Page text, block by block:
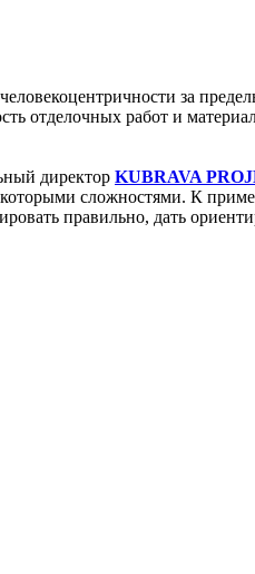
за
отделочных работ и
директор KUBRAVA
сложностями. К
правильно, дать